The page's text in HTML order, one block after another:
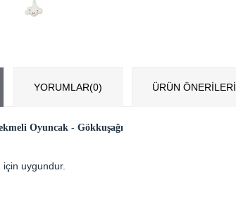
YORUMLAR(0) ÜRÜN ÖNERILERI
Oyuncak - Gökkuşağı
için uygundur.